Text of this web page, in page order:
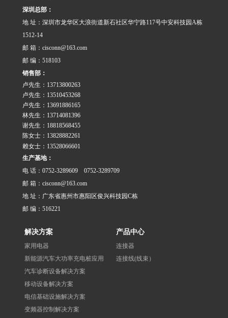
SVHC(1907……
深圳总部：
地 址：深圳市龙华区大浪街道新石社区华宁路117号中安科技园A栋
1512-14
邮 箱：cisconn@163.com
邮 编：518103
销售部：
卢先生：13713800263
卢先生：13510453268
卢先生：13691886165
林先生：13714081396
谢先生：18818568455
陈女士：13828882261
赖女士：13528066601
生产基地：
电 话：0752-3289609 0752-3289709
邮 箱：cisconn@163.com
地 址：广东省惠州市惠阳区俊兴科技园C栋
邮 编：516221
解决方案
家用电器
新能源汽车大功率充电桩应用
汽车诊断设备解决方案
移动设备解决方案
电信基础设施解决方案
变频器控制解决方案
产品中心
连接器
连接线(线束）